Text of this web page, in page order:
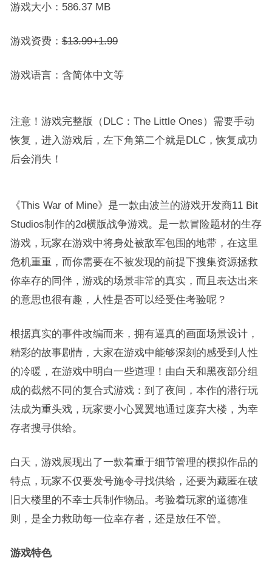
游戏大小：586.37 MB
游戏资费：$13.99+1.99
游戏语言：含简体中文等
注意！游戏完整版（DLC：The Little Ones）需要手动
恢复，进入游戏后，左下角第二个就是DLC，恢复成功
后会消失！
《This War of Mine》是一款由波兰的游戏开发商11 Bit
Studios制作的2d横版战争游戏。是一款冒险题材的生存
游戏，玩家在游戏中将身处被敌军包围的地带，在这里
危机重重，而你需要在不被发现的前提下搜集资源拯救
你幸存的同伴，游戏的场景非常的真实，而且表达出来
的意思也很有趣，人性是否可以经受住考验呢？
根据真实的事件改编而来，拥有逼真的画面场景设计，
精彩的故事剧情，大家在游戏中能够深刻的感受到人性
的冷暖，在游戏中明白一些道理！由白天和黑夜部分组
成的截然不同的复合式游戏：到了夜间，本作的潜行玩
法成为重头戏，玩家要小心翼翼地通过废弃大楼，为幸
存者搜寻供给。
白天，游戏展现出了一款着重于细节管理的模拟作品的
特点，玩家不仅要发号施令寻找供给，还要为藏匿在破
旧大楼里的不幸士兵制作物品。考验着玩家的道德准
则，是全力救助每一位幸存者，还是放任不管。
游戏特色